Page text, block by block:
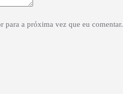
para a próxima vez que eu comentar.